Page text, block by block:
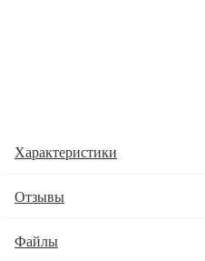
Характеристики
Отзывы
Файлы